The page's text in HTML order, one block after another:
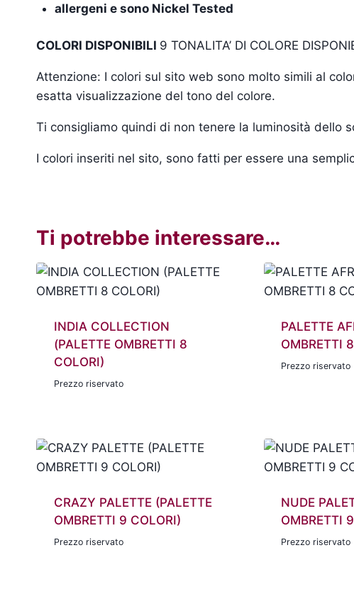
allergeni e sono Nickel Tested
COLORI DISPONIBILI 9 TONALITA’ DI COLORE
Attenzione: I colori sul sito web sono molto simili al
esatta visualizzazione del tono del colore.
Ti consigliamo quindi di non tenere la luminosità dello
I colori inseriti nel sito, sono fatti per essere una
Ti potrebbe interessare…
INDIA COLLECTION
(PALETTE OMBRETTI 8
COLORI)
Prezzo riservato
PALETTE
OMBRETTI
Prezzo riservato
CRAZY PALETTE (PALETTE
OMBRETTI 9 COLORI)
Prezzo riservato
NUDE
OMBRETTI
Prezzo riservato